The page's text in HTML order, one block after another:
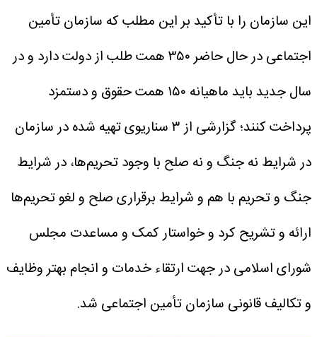
این سازمان را با تأکید بر این مطلب که سازمان تأمین
اجتماعی در حال حاضر ۳۵۰ همت طلب از دولت دارد و در
سال جدید باید ماهیانه ۱۵۰ همت حقوق و دستمزد
پرداخت کنند؛ گزارشی از ۳ سناریوی تهیه شده در سازمان
در شرایط نه جنگ و نه صلح با وجود تحریم‌ها، در شرایط
جنگ و تحریم با هم و شرایط برقراری صلح و لغو تحریم‌ها
ارائه و تشریح کرد و خواستار کمک و مساعدت مجلس
شورای اسلامی در جهت ارتقاء خدمات و انجام بهتر وظایف
و تکالیف قانونی سازمان تأمین اجتماعی شد.